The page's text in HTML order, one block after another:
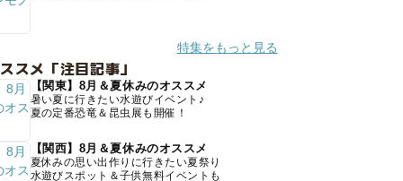
特集をもっと見る
スメ「注目記事」
【関東】8月＆夏休みのオススメ
暑い夏に行きたい水遊びイベント♪
夏の定番恐竜＆昆虫展も開催！
【関西】8月＆夏休みのオススメ
夏休みの思い出作りに行きたい夏祭り
水遊びスポット＆子供無料イベントも